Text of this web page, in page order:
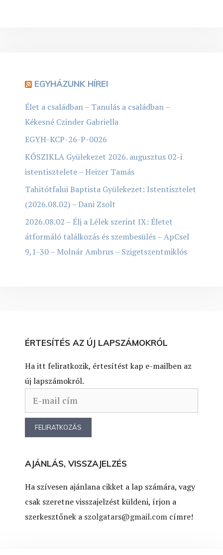
EGYHÁZUNK HÍREI
Élet a családban – Tanulás a családban –
Kékesné Czinder Gabriella
EGYH-KCP-26-P-0026
KŐSZIKLA Gyülekezet 2026. augusztus 02-i
istentisztelete – Heizer Tamás
Tahitótfalui Baptista Gyülekezet: Istentisztelet
(2026.08.02) – Dani Zsolt
2026.08.02 – Élj a Lélek szerint IX: Életet
átformáló találkozás és szembesülés – ApCsel
9,1-30 – Molnár Ambrus – Szigetszentmiklós
ÉRTESÍTÉS AZ ÚJ LAPSZÁMOKRÓL
Ha itt feliratkozik, értesítést kap e-mailben az
új lapszámokról.
AJÁNLÁS, VISSZAJELZÉS
Ha szívesen ajánlana cikket a lap számára, vagy
csak szeretne visszajelzést küldeni, írjon a
szerkesztőnek a szolgatars@gmail.com címre!